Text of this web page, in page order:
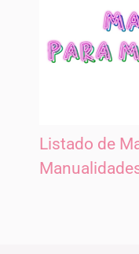
Listado de